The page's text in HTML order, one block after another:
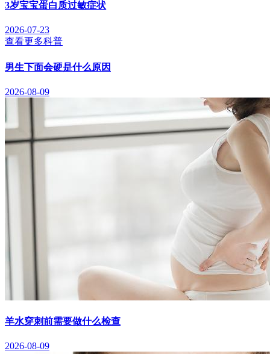
3岁宝宝蛋白质过敏症状
2026-07-23
查看更多科普
男生下面会硬是什么原因
2026-08-09
羊水穿刺前需要做什么检查
2026-08-09